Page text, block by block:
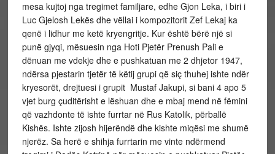
mesa kujtoj nga tregimet familjare, edhe Gjon Leka, i biri i
Luc Gjelosh Lekës dhe vëllai i kompozitorit Zef Lekaj ka
qenë i lidhur me ketë kryengritje. Kur është bërë një si
punë gjyqi, mësuesin nga Hoti Pjetër Prenush Pali e
dënuan me vdekje dhe e pushkatuan me 2 dhjetor 1947,
ndërsa pjestarin tjetër të këtij grupi që siç thuhej ishte ndër
kryesorët, drejtuesi i grupit Mustaf Jakupi, si bani 4 apo 5
vjet burg çuditërisht e lëshuan dhe e mbaj mend në fëmini
që vazhdonte të ishte furrtar në Rus Katolik, përballë
Kishës. Ishte zijosh hijerëndë dhe kishte miqësi me shumë
njerëz. Sa herë e shihja furrtarin me vinte ndërmend